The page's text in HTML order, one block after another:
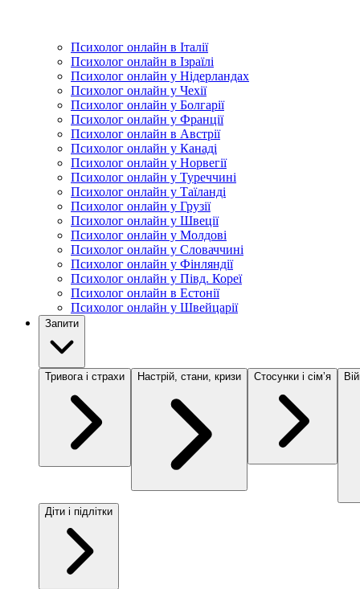
Психолог онлайн в Італії
Психолог онлайн в Ізраїлі
Психолог онлайн у Нідерландах
Психолог онлайн у Чехії
Психолог онлайн у Болгарії
Психолог онлайн у Франції
Психолог онлайн в Австрії
Психолог онлайн у Канаді
Психолог онлайн у Норвегії
Психолог онлайн у Туреччині
Психолог онлайн у Таїланді
Психолог онлайн у Грузії
Психолог онлайн у Швеції
Психолог онлайн у Молдові
Психолог онлайн у Словаччині
Психолог онлайн у Фінляндії
Психолог онлайн у Півд. Кореї
Психолог онлайн в Естонії
Психолог онлайн у Швейцарії
Запити
Тривога і страхи Настрій, стани, кризи Стосунки і сімʼя
Діти і підлітки